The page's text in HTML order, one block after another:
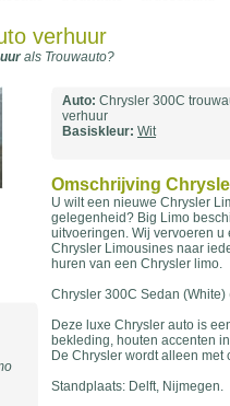
verhuur
als Trouwauto?
Auto: Chrysler 300C
verhuur
Basiskleur: Wit
Omschrijving
U wilt een nieuwe Chrysler
gelegenheid? Big Limo
uitvoeringen. Wij vervoeren u
Chrysler Limousines naar
huren van een Chrysler limo.
Chrysler 300C Sedan (White)
Deze luxe Chrysler auto is
bekleding, houten accenten
De Chrysler wordt alleen met
Standplaats: Delft, Nijmegen.